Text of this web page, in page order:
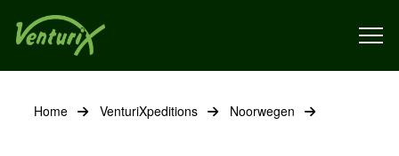
Home VenturiXpeditions Noorwegen